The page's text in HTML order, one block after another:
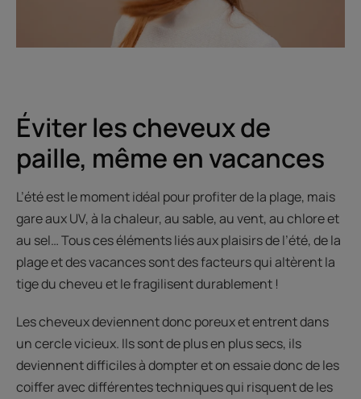
Éviter les cheveux de
paille, même en vacances
L’été est le moment idéal pour profiter de la plage, mais
gare aux UV, à la chaleur, au sable, au vent, au chlore et
au sel… Tous ces éléments liés aux plaisirs de l’été, de la
plage et des vacances sont des facteurs qui altèrent la
tige du cheveu et le fragilisent durablement !
Les cheveux deviennent donc poreux et entrent dans
un cercle vicieux. Ils sont de plus en plus secs, ils
deviennent difficiles à dompter et on essaie donc de les
coiffer avec différentes techniques qui risquent de les